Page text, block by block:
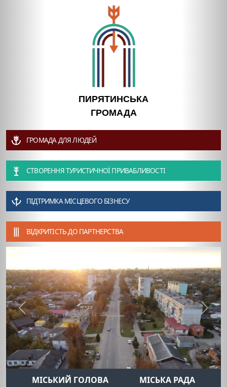
ПИРЯТИНСЬКА
ГРОМАДА
ГРОМАДА ДЛЯ ЛЮДЕЙ
СТВОРЕННЯ ТУРИСТИЧНОЇ ПРИВАБЛИВОСТІ
ПІДТРИМКА МІСЦЕВОГО БІЗНЕСУ
ВІДКРИТІСТЬ ДО ПАРТНЕРСТВА
Previous Next
МІСЬКИЙ ГОЛОВА
МІСЬКА РАДА